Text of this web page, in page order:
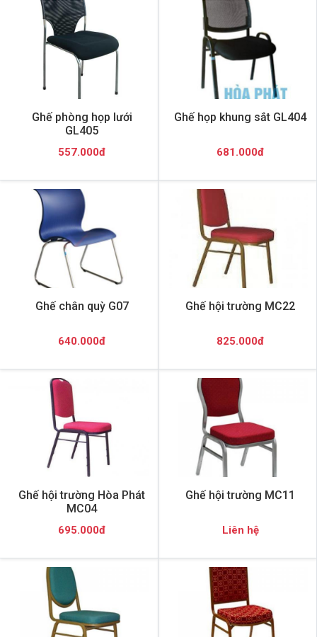
Ghế phòng họp lưới
GL405
557.000đ
Ghế họp khung sắt GL404
681.000đ
Ghế chân quỳ G07
640.000đ
Ghế hội trường MC22
825.000đ
Ghế hội trường Hòa Phát
MC04
695.000đ
Ghế hội trường MC11
Liên hệ